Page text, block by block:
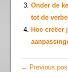
Onder de
tot de
Hoe
← Previous